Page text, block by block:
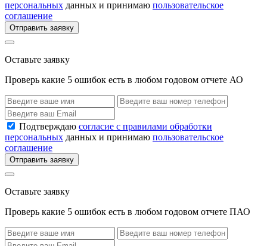
персональных данных и принимаю пользовательское
соглашение
Отправить заявку
Оставьте заявку
Проверь какие 5 ошибок есть в любом годовом отчете АО
Подтверждаю согласие с правилами обработки
персональных данных и принимаю пользовательское
соглашение
Отправить заявку
Оставьте заявку
Проверь какие 5 ошибок есть в любом годовом отчете ПАО